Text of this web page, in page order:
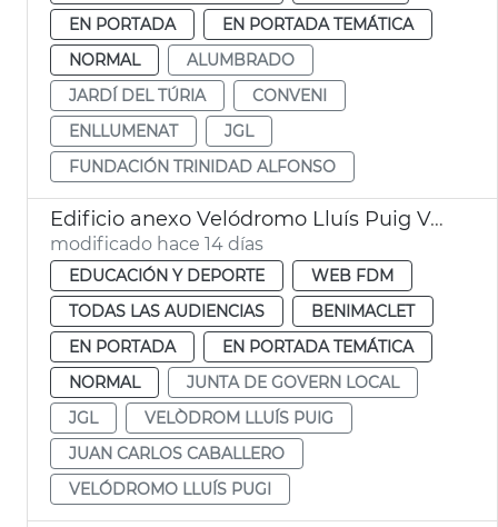
EN PORTADA
EN PORTADA TEMÁTICA
NORMAL
ALUMBRADO
JARDÍ DEL TÚRIA
CONVENI
ENLLUMENAT
JGL
FUNDACIÓN TRINIDAD ALFONSO
Edificio anexo Velódromo Lluís Puig València
modificado hace 14 días
EDUCACIÓN Y DEPORTE
WEB FDM
TODAS LAS AUDIENCIAS
BENIMACLET
EN PORTADA
EN PORTADA TEMÁTICA
NORMAL
JUNTA DE GOVERN LOCAL
JGL
VELÒDROM LLUÍS PUIG
JUAN CARLOS CABALLERO
VELÓDROMO LLUÍS PUGI